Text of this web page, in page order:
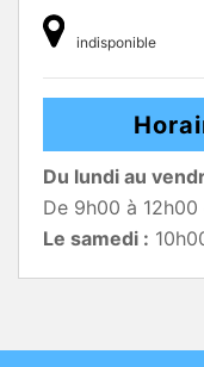
indisponible
Du lundi au
De 9h00 à
Le samedi :